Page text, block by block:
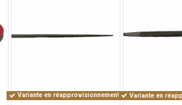
Variante en réapprovisionnement ! Variante en